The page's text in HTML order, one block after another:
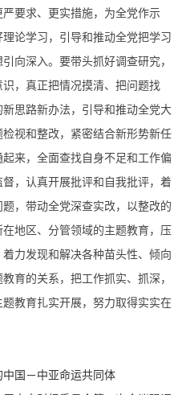
要求、更实措施，为全党作示
论学习，引导和推动全党把学习
向深入。要带头抓好调查研究，
，真正把情况摸清、把问题找
思路新办法，引导和推动全党大
视和整改，紧密结合新形势新任
来，全面查找自身不足和工作偏
，认真开展批评和自我批评，着
，带动全党深查实改，以整改的
地区、分管领域的主题教育，压
力发现和解决各种苗头性、倾向
育的关系，把工作抓实、抓深，
教育扎实开展，努力取得实实在
国－中亚命运共同体